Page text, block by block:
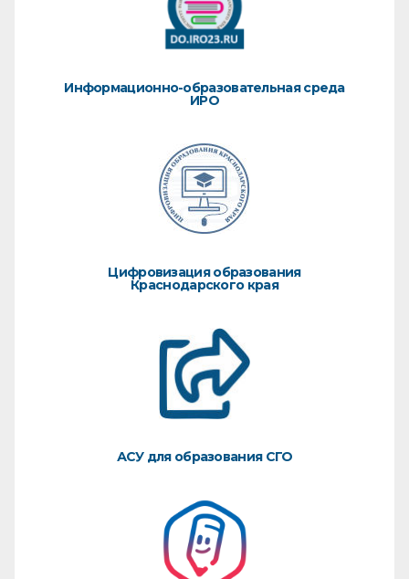
Информационно-образовательная среда
ИРО
Цифровизация образования
Краснодарского края
АСУ для образования СГО